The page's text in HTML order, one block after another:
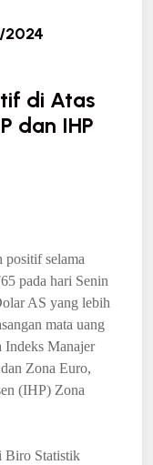
di Atas
dan IHP
selama
pada hari Senin
AS yang lebih
mata uang
Indeks Manajer
Zona Euro,
(IHP) Zona
Biro Statistik